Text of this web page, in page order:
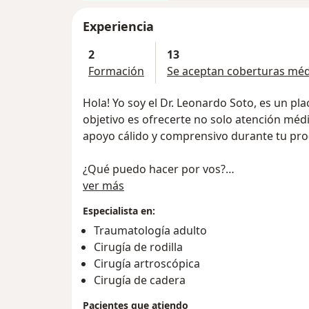
Experiencia
2
Formación
13
Se aceptan coberturas
Hola! Yo soy el Dr. Leonardo Soto, es un
objetivo es ofrecerte no solo atención
apoyo cálido y comprensivo durante tu
¿Qué puedo hacer por vos?
• Evaluación completa: Realizaré una
• Tratamiento personalizado: Desarrollaré
vos, que puede incluir terapia física,
mínimamente invasivos o cirugía si es
• Educación y Prevención: Te
entender tu lesión y cómo podés prevenir
• Apoyo continuo: Estaré con vos en cada
ver más
Especialista en:
Traumatología adulto
Cirugía de rodilla
Cirugía artroscópica
Cirugía de cadera
Pacientes que atiendo